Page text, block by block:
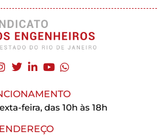
feira, das 10h às 18h
ENDEREÇO